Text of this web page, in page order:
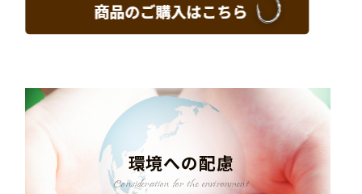
環境への配慮
Consideration for the environment